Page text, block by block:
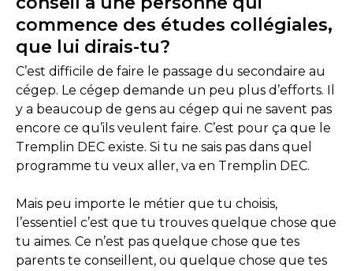
commence des études collégiales,
que lui dirais-tu?
C’est difficile de faire le passage du secondaire au
cégep. Le cégep demande un peu plus d’efforts. Il
y a beaucoup de gens au cégep qui ne savent pas
encore ce qu’ils veulent faire. C’est pour ça que le
Tremplin DEC existe. Si tu ne sais pas dans quel
programme tu veux aller, va en Tremplin DEC.
Mais peu importe le métier que tu choisis,
l’essentiel c’est que tu trouves quelque chose que
tu aimes. Ce n’est pas quelque chose que tes
parents te conseillent, ou quelque chose que tes